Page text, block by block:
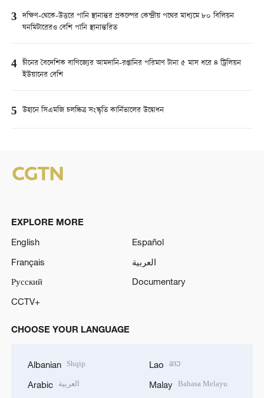
3 দক্ষিণ-থেকে-উত্তরে পানি স্থানান্তর প্রকল্পের কেন্দ্রীয় পথের মাধ্যমে ৮০ বিলিয়ন
ঘনমিটারেরও বেশি পানি স্থানান্তরিত
4 চীনের বৈদেশিক বাণিজ্যের আমদানি-রপ্তানির পরিমাণ টানা ৫ মাস ধরে ৪ ট্রিলিয়ন
ইউয়ানের বেশি
5 উহানে সিএমজি চলচ্চিত্র সংস্কৃতি কার্নিভালের উদ্বোধন
EXPLORE MORE
English
Español
Français
العربية
Русский
Documentary
CCTV+
CHOOSE YOUR LANGUAGE
Albanian Shqip
Arabic العربية
Lao ລາວ
Malay Bahasa Melayu